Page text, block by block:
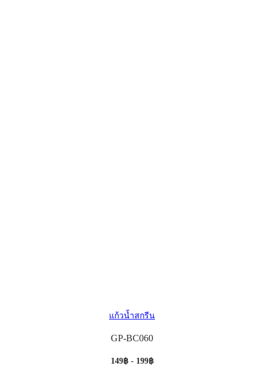
แก้วน้ำสกรีน
GP-BC060
149฿ - 199฿